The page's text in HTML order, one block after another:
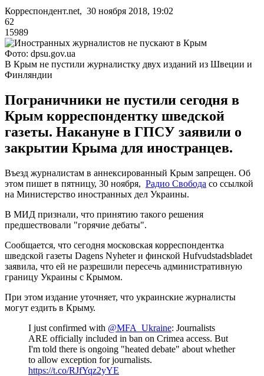
Корреспондент.net, 30 ноября 2018, 19:02
62
15989
Фото: dpsu.gov.ua
В Крым не пустили журналистку двух изданий из Швеции и
Финляндии
Пограничники не пустили сегодня в
Крым корреспондентку шведской
газеты. Накануне в ГПСУ заявили о
закрытии Крыма для иностранцев.
Въезд журналистам в аннексированный Крым запрещен. Об
этом пишет в пятницу, 30 ноября, Радио Свобода со ссылкой
на Министерство иностранных дел Украины.
В МИД признали, что принятию такого решения
предшествовали "горячие дебаты".
Сообщается, что сегодня московская корреспондентка
шведской газеты Dagens Nyheter и финской Hufvudstadsbladet
заявила, что ей не разрешили пересечь административную
границу Украины с Крымом.
При этом издание уточняет, что украинские журналисты
могут ездить в Крыму.
I just confirmed with @MFA_Ukraine: Journalists
ARE officially included in ban on Crimea access. But
I'm told there is ongoing "heated debate" about whether
to allow exception for journalists.
https://t.co/RJfYqz2yYE